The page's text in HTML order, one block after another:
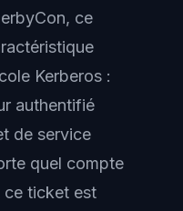
ce
Kerberos :
authentifié
de service
quel compte
ce ticket est